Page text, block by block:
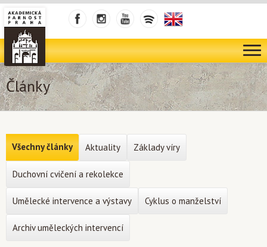
Články
Všechny články Aktuality Základy víry
Duchovní cvičení a rekolekce
Umělecké intervence a výstavy Cyklus o manželství
Archiv uměleckých intervencí